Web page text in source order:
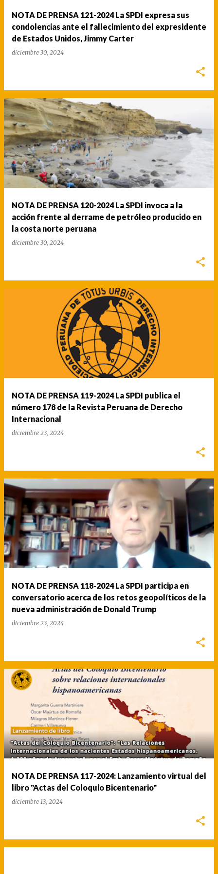
NOTA DE PRENSA 121-2024 La SPDI expresa sus
condolencias ante el fallecimiento del expresidente
de Estados Unidos, Jimmy Carter
diciembre 30, 2024
NOTA DE PRENSA 120-2024 La SPDI invoca a la
acción frente al derrame de petróleo producido en
la costa norte peruana
diciembre 30, 2024
NOTA DE PRENSA 119-2024 La SPDI publica el
número 178 de la Revista Peruana de Derecho
Internacional
diciembre 23, 2024
NOTA DE PRENSA 118-2024 La SPDI participa en
conversatorio acerca de los retos geopolíticos de la
nueva administración de Donald Trump
diciembre 23, 2024
NOTA DE PRENSA 117-2024: Lanzamiento virtual del
libro "Actas del Coloquio Bicentenario"
diciembre 13, 2024